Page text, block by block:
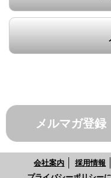
メルマガ登録
会社案内 採用情報